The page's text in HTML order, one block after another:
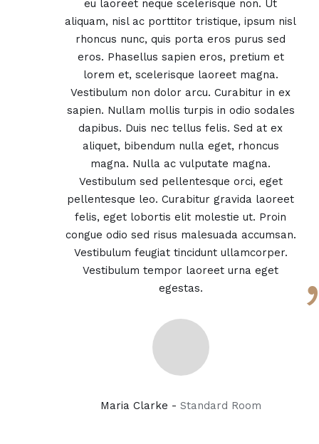
eu laoreet neque scelerisque non. Ut
aliquam, nisl ac porttitor tristique, ipsum nisl
rhoncus nunc, quis porta eros purus sed
eros. Phasellus sapien eros, pretium et
lorem et, scelerisque laoreet magna.
Vestibulum non dolor arcu. Curabitur in ex
sapien. Nullam mollis turpis in odio sodales
dapibus. Duis nec tellus felis. Sed at ex
aliquet, bibendum nulla eget, rhoncus
magna. Nulla ac vulputate magna.
Vestibulum sed pellentesque orci, eget
pellentesque leo. Curabitur gravida laoreet
felis, eget lobortis elit molestie ut. Proin
congue odio sed risus malesuada accumsan.
Vestibulum feugiat tincidunt ullamcorper.
Vestibulum tempor laoreet urna eget
egestas.
Maria Clarke - Standard Room